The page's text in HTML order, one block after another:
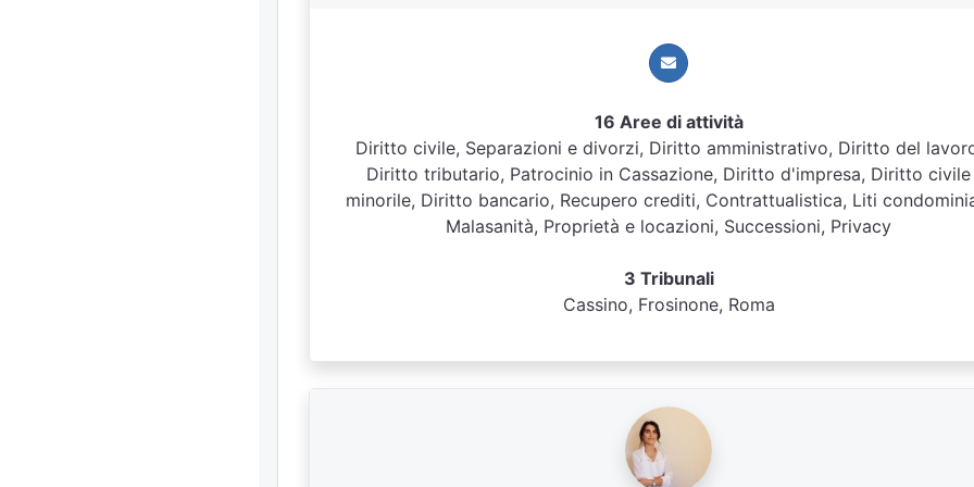
16 Aree di attività
Diritto civile, Separazioni e divorzi, Diritto amministrativo, Diritto del
Diritto tributario, Patrocinio in Cassazione, Diritto d'impresa, Diritto civile
minorile, Diritto bancario, Recupero crediti, Contrattualistica, Liti
Malasanità, Proprietà e locazioni, Successioni, Privacy
3 Tribunali
Cassino, Frosinone, Roma